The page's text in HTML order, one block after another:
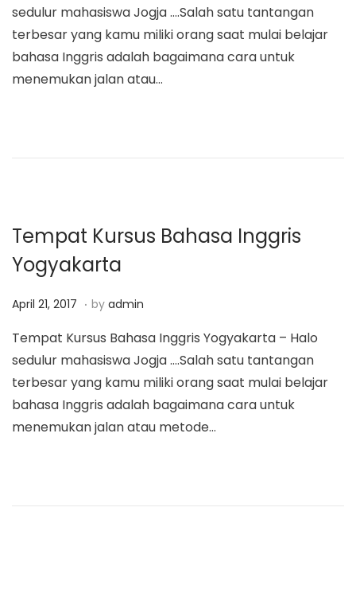
a
t
i
n
t
t
e
d
o
e
t
1
5
sedulur mahasiswa Jogja ….Salah satu tantangan
terbesar yang kamu miliki orang saat mulai belajar
bahasa Inggris adalah bagaimana cara untuk
menemukan jalan atau…
Tempat Kursus Bahasa Inggris
Yogyakarta
P
s
t
e
d
o
April 21, 2017 M
r
e
t
1
8
. by admin
Tempat Kursus Bahasa Inggris Yogyakarta – Halo
sedulur mahasiswa Jogja ….Salah satu tantangan
terbesar yang kamu miliki orang saat mulai belajar
bahasa Inggris adalah bagaimana cara untuk
menemukan jalan atau metode…